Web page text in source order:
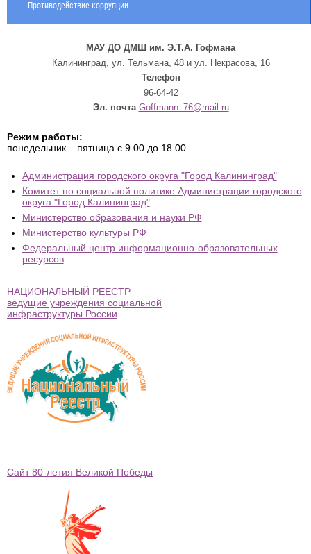
Противодействие коррупции
МАУ ДО ДМШ им. Э.Т.А. Гофмана
Калининград, ул. Тельмана, 48 и ул. Некрасова, 16
Телефон
96-64-42
Эл. почта Goffmann_76@mail.ru
Режим работы:
понедельник – пятница с 9.00 до 18.00
Администрация городского округа "Город Калининград"
Комитет по социальной политике Администрации городского
округа "Город Калининград"
Министерство образования и науки РФ
Министерство культуры РФ
Федеральный центр информационно-образовательных
ресурсов
НАЦИОНАЛЬНЫЙ РЕЕСТР
ведущие учреждения социальной
инфраструктуры России
Сайт 80-летия Великой Победы